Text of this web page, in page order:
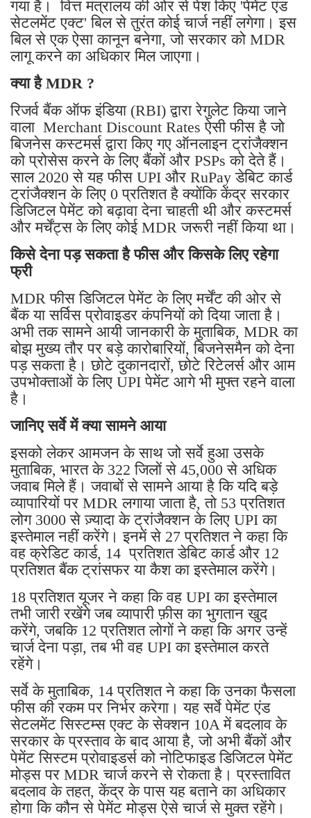
गया है। वित्त मंत्रालय की ओर से पेश किए 'पेमेंट एंड
सेटलमेंट एक्ट' बिल से तुरंत कोई चार्ज नहीं लगेगा। इस
बिल से एक ऐसा कानून बनेगा, जो सरकार को MDR
लागू करने का अधिकार मिल जाएगा।
क्या है MDR ?
रिजर्व बैंक ऑफ इंडिया (RBI) द्वारा रेगुलेट किया जाने
वाला Merchant Discount Rates ऐसी फीस है जो
बिजनेस कस्टमर्स द्वारा किए गए ऑनलाइन ट्रांजैक्शन
को प्रोसेस करने के लिए बैंकों और PSPs को देते हैं।
साल 2020 से यह फीस UPI और RuPay डेबिट कार्ड
ट्रांजैक्शन के लिए 0 प्रतिशत है क्योंकि केंद्र सरकार
डिजिटल पेमेंट को बढ़ावा देना चाहती थी और कस्टमर्स
और मर्चेंट्स के लिए कोई MDR जरूरी नहीं किया था।
किसे देना पड़ सकता है फीस और किसके लिए रहेगा
फ्री
MDR फीस डिजिटल पेमेंट के लिए मर्चेंट की ओर से
बैंक या सर्विस प्रोवाइडर कंपनियों को दिया जाता है।
अभी तक सामने आयी जानकारी के मुताबिक, MDR का
बोझ मुख्य तौर पर बड़े कारोबारियों, बिजनेसमैन को देना
पड़ सकता है। छोटे दुकानदारों, छोटे रिटेलर्स और आम
उपभोक्ताओं के लिए UPI पेमेंट आगे भी मुफ्त रहने वाला
है।
जानिए सर्वे में क्या सामने आया
इसको लेकर आमजन के साथ जो सर्वे हुआ उसके
मुताबिक, भारत के 322 जिलों से 45,000 से अधिक
जवाब मिले हैं। जवाबों से सामने आया है कि यदि बड़े
व्यापारियों पर MDR लगाया जाता है, तो 53 प्रतिशत
लोग 3000 से ज़्यादा के ट्रांजैक्शन के लिए UPI का
इस्तेमाल नहीं करेंगे। इनमें से 27 प्रतिशत ने कहा कि
वह क्रेडिट कार्ड, 14 प्रतिशत डेबिट कार्ड और 12
प्रतिशत बैंक ट्रांसफर या कैश का इस्तेमाल करेंगे।
18 प्रतिशत यूजर ने कहा कि वह UPI का इस्तेमाल
तभी जारी रखेंगे जब व्यापारी फ़ीस का भुगतान खुद
करेंगे, जबकि 12 प्रतिशत लोगों ने कहा कि अगर उन्हें
चार्ज देना पड़ा, तब भी वह UPI का इस्तेमाल करते
रहेंगे।
सर्वे के मुताबिक, 14 प्रतिशत ने कहा कि उनका फैसला
फीस की रकम पर निर्भर करेगा। यह सर्वे पेमेंट एंड
सेटलमेंट सिस्टम्स एक्ट के सेक्शन 10A में बदलाव के
सरकार के प्रस्ताव के बाद आया है, जो अभी बैंकों और
पेमेंट सिस्टम प्रोवाइडर्स को नोटिफाइड डिजिटल पेमेंट
मोड्स पर MDR चार्ज करने से रोकता है। प्रस्तावित
बदलाव के तहत, केंद्र के पास यह बताने का अधिकार
होगा कि कौन से पेमेंट मोड्स ऐसे चार्ज से मुक्त रहेंगे।